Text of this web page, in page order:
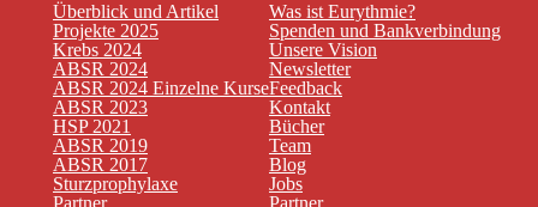
Überblick und Artikel
Projekte 2025
Krebs 2024
ABSR 2024
ABSR 2024 Einzelne Kurse
ABSR 2023
HSP 2021
ABSR 2019
ABSR 2017
Sturzprophylaxe
Was ist Eurythmie?
Spenden und Bankverbindung
Unsere Vision
Newsletter
Feedback
Kontakt
Bücher
Team
Blog
Jobs